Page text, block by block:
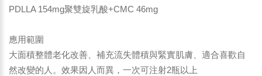
PDLLA 154mg聚雙旋乳酸+CMC 46mg
應用範圍
大面積整體老化改善、補充流失體積與緊實肌膚、適合喜歡自
然改變的人。效果因人而異，一次可注射2瓶以上